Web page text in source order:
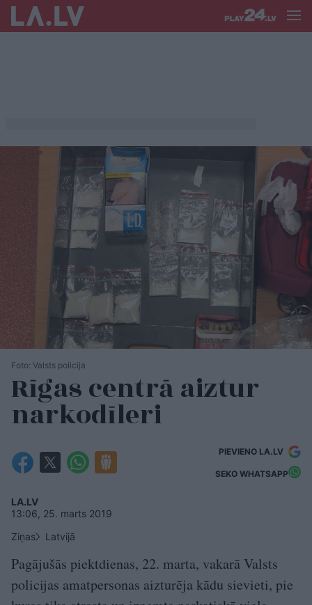
Foto: Valsts policija
Rīgas centrā aiztur
narkodīleri
PIEVIENO LA.LV
SEKO WHATSAPP
LA.LV
13:06, 25. marts 2019
Ziņas
Latvijā
Pagājušās piektdienas, 22. marta, vakarā Valsts
policijas amatpersonas aizturēja kādu sievieti, pie